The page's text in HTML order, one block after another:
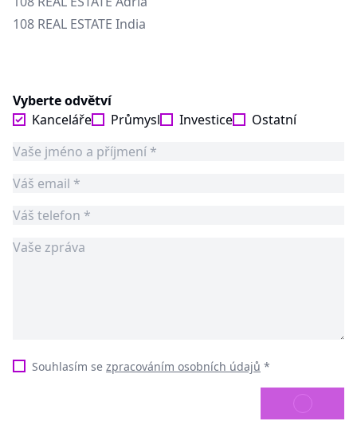
108 REAL ESTATE India
Vyberte odvětví
Kanceláře
Průmysl Investice Ostatní
Souhlasím se zpracováním osobních údajů *
ODESLAT